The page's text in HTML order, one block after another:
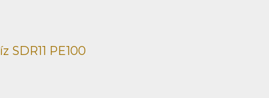
PE100